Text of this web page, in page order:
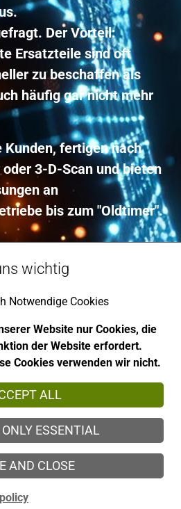
Der Vorteil:
Ersatzteile sind oft
zu beschaffen als
häufig gar nicht mehr
Kunden, fertigen nach
3-D-Scan und bieten
an
bis zum "Oldtimer".
Show larger version
91 24582 Bordesholm Germany | Tel: +49
wichtig
Notwendige Cookies
Website nur Cookies, die
der Website erfordert.
Cookies verwenden wir nicht.
ALL
ESSENTIAL
AND CLOSE